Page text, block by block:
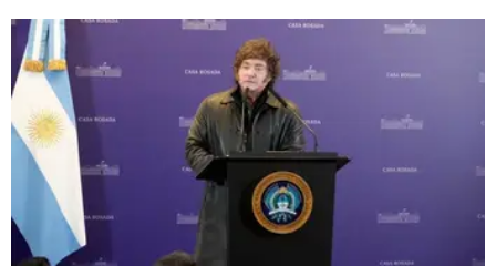
Sociedad y tiempo
libre
Sociedad
Tecnología
Turismo
Salud
Es viral
El tiempo
Fúnebres
Clasificados